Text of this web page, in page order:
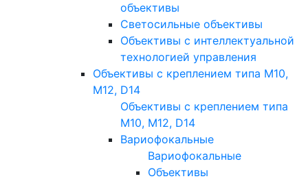
объективы
Светосильные объективы
Объективы с интеллектуальной
технологией управления
Объективы с креплением типа M10,
M12, D14
Объективы с креплением типа
M10, M12, D14
Вариофокальные
Вариофокальные
Объективы